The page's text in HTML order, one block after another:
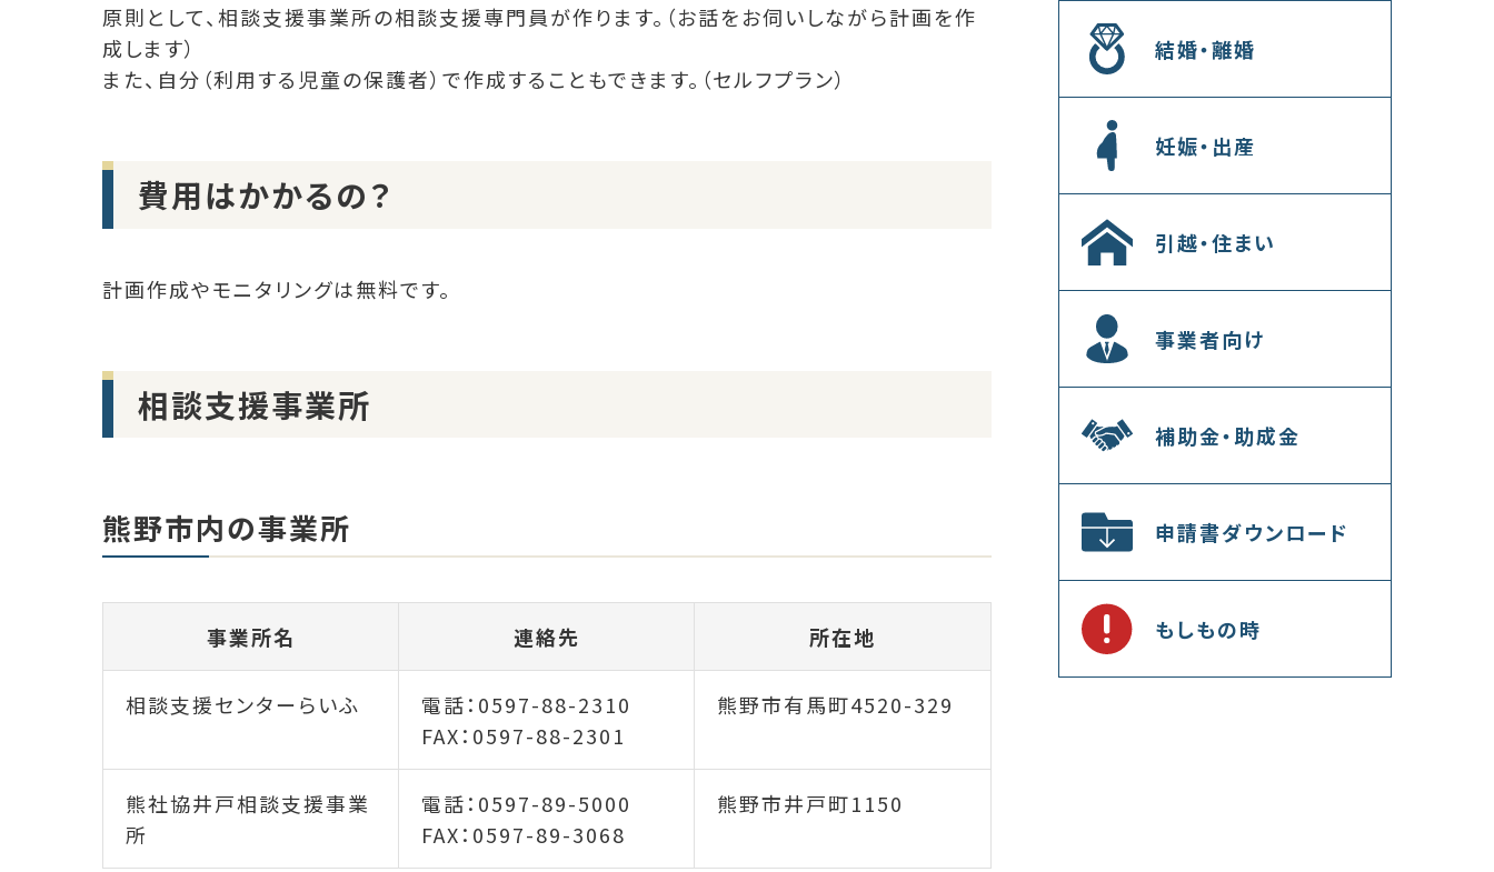
原則として、相談支援事業所の相談支援専門員が作ります。（お話をお伺いしながら計画を作
成します）
また、自分（利用する児童の保護者）で作成することもできます。（セルフプラン）
費用はかかるの？
計画作成やモニタリングは無料です。
相談支援事業所
熊野市内の事業所
事業所名 連絡先 所在地
相談支援センターらいふ
電話：0597-88-2310
FAX：0597-88-2301
熊野市有馬町4520-329
熊社協井戸相談支援事業
所
電話：0597-89-5000
FAX：0597-89-3068
熊野市井戸町1150
結婚・離婚
妊娠・出産
引越・住まい
事業者向け
補助金・助成金
申請書ダウンロード
もしもの時